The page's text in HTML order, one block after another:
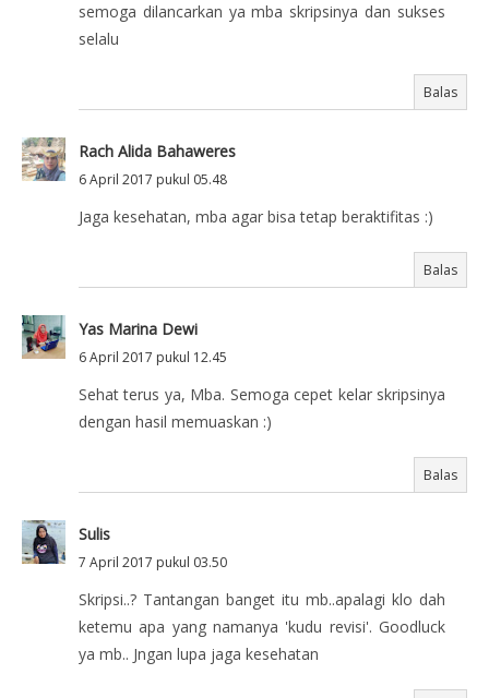
semoga dilancarkan ya mba skripsinya dan sukses
selalu
Balas
Rach Alida Bahaweres
6 April 2017 pukul 05.48
Jaga kesehatan, mba agar bisa tetap beraktifitas :)
Balas
Yas Marina Dewi
6 April 2017 pukul 12.45
Sehat terus ya, Mba. Semoga cepet kelar skripsinya
dengan hasil memuaskan :)
Balas
Sulis
7 April 2017 pukul 03.50
Skripsi..? Tantangan banget itu mb..apalagi klo dah
ketemu apa yang namanya 'kudu revisi'. Goodluck
ya mb.. Jngan lupa jaga kesehatan